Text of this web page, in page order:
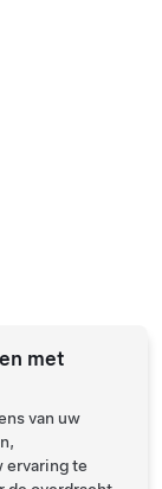
met
van uw
ervaring te